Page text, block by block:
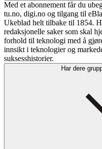
Med et abonnement får du
tu.no, digi.no og tilgang til
Ukeblad helt tilbake til 1854.
redaksjonelle saker som skal
forhold til teknologi med å
innsikt i teknologier og
suksesshistorier.
Har dere